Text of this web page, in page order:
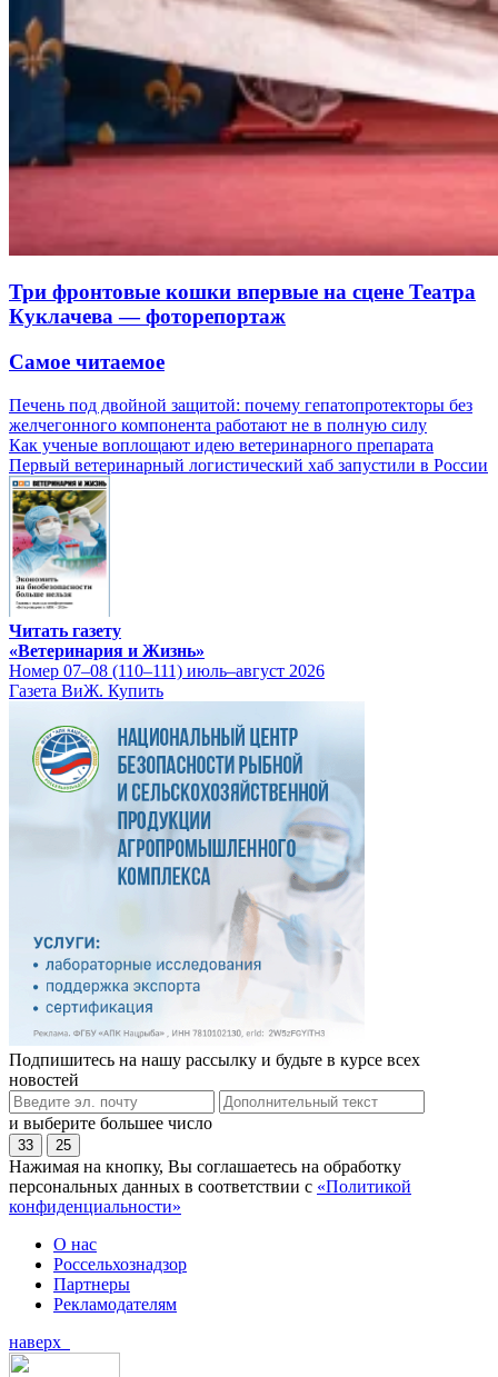
Три фронтовые кошки впервые на сцене Театра
Куклачева — фоторепортаж
Самое читаемое
Печень под двойной защитой: почему гепатопротекторы без
желчегонного компонента работают не в полную силу
Как ученые воплощают идею ветеринарного препарата
Первый ветеринарный логистический хаб запустили в России
Читать газету
«Ветеринария и Жизнь»
Номер 07–08 (110–111) июль–август 2026
Газета ВиЖ. Купить
Подпишитесь на нашу рассылку и будьте в курсе всех
новостей
и выберите большее число
33 25
Нажимая на кнопку, Вы соглашаетесь на обработку
персональных данных в соответствии с «Политикой
конфиденциальности»
О нас
Россельхознадзор
Партнеры
Рекламодателям
наверх